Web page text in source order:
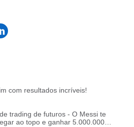
com resultados incríveis!
trading de futuros - O Messi te
ao topo e ganhar 5.000.000